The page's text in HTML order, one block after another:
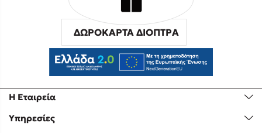
Η Εταιρεία
Υπηρεσίες
ΔΩΡΟΚΑΡΤΑ ΔΙΟΠΤΡΑ